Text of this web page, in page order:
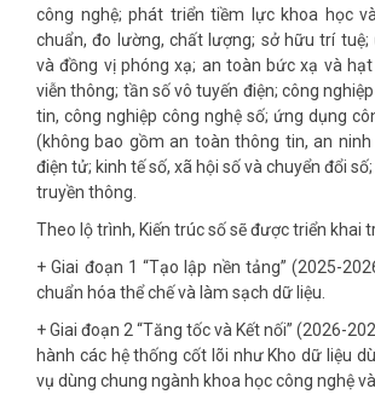
công nghệ; phát triển tiềm lực khoa học
chuẩn, đo lường, chất lượng; sở hữu trí
và đồng vị phóng xạ; an toàn bức xạ và
viễn thông; tần số vô tuyến điện; công
tin, công nghiệp công nghệ số; ứng dụng
(không bao gồm an toàn thông tin, an ninh
điện tử; kinh tế số, xã hội số và chuyển đổi
truyền thông.
Theo lộ trình, Kiến trúc số sẽ được triển khai
+ Giai đoạn 1 “Tạo lập nền tảng” (2025-
chuẩn hóa thể chế và làm sạch dữ liệu.
+ Giai đoạn 2 “Tăng tốc và Kết nối” (2026-
hành các hệ thống cốt lõi như Kho dữ liệu
vụ dùng chung ngành khoa học công nghệ